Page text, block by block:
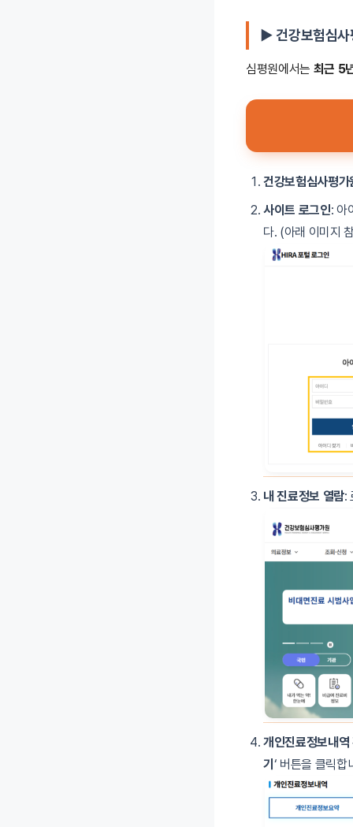
▶ 건강보험심사
심평원에서는 최근 5
건강보험심사평
사이트 로그인: 아
다. (아래 이미지
내 진료정보 열람:
개인진료정보내역
기 ‘ 버튼을 클릭